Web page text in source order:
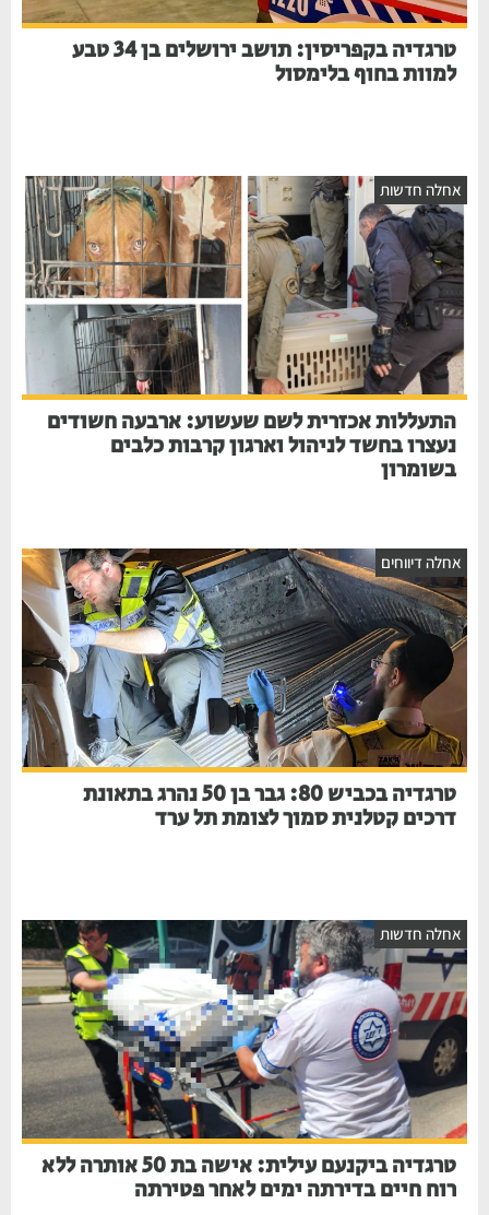
טרגדיה בקפריסין: תושב ירושלים בן 34 טבע
למוות בחוף בלימסול
חדשות
התעללות אכזרית לשם שעשוע: ארבעה חשודים
נעצרו בחשד לניהול וארגון קרבות כלבים
בשומרון
דיווחים
טרגדיה בכביש 80: גבר בן 50 נהרג בתאונת
דרכים קטלנית סמוך לצומת תל ערד
חדשות
טרגדיה ביקנעם עילית: אישה בת 50 אותרה ללא
רוח חיים בדירתה ימים לאחר פטירתה